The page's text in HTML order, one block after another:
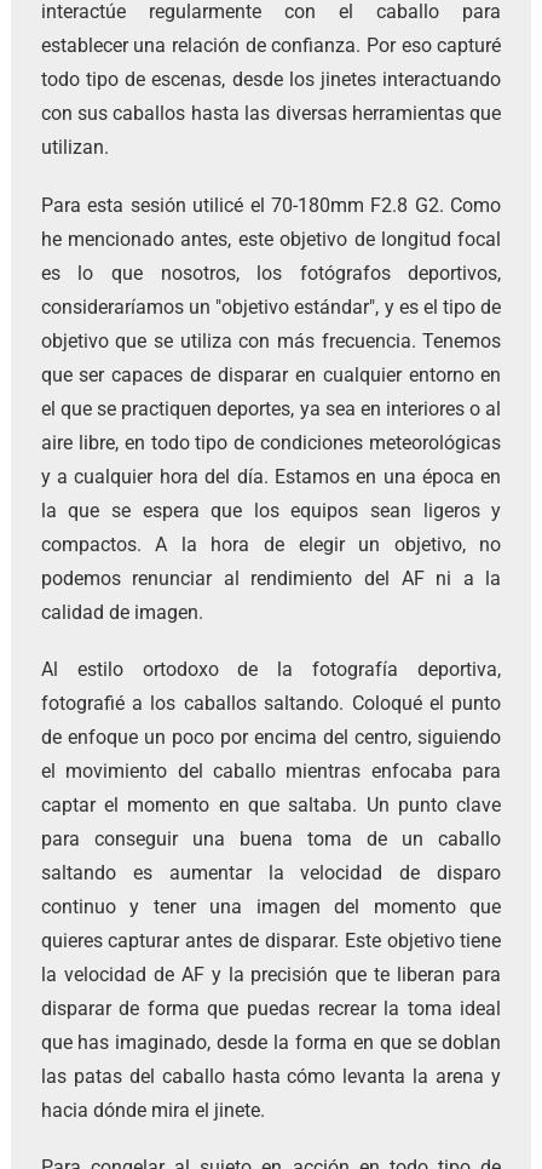
interactúe regularmente con el caballo para
establecer una relación de confianza. Por eso capturé
todo tipo de escenas, desde los jinetes interactuando
con sus caballos hasta las diversas herramientas que
utilizan.
Para esta sesión utilicé el 70-180mm F2.8 G2. Como
he mencionado antes, este objetivo de longitud focal
es lo que nosotros, los fotógrafos deportivos,
consideraríamos un "objetivo estándar", y es el tipo de
objetivo que se utiliza con más frecuencia. Tenemos
que ser capaces de disparar en cualquier entorno en
el que se practiquen deportes, ya sea en interiores o al
aire libre, en todo tipo de condiciones meteorológicas
y a cualquier hora del día. Estamos en una época en
la que se espera que los equipos sean ligeros y
compactos. A la hora de elegir un objetivo, no
podemos renunciar al rendimiento del AF ni a la
calidad de imagen.
Al estilo ortodoxo de la fotografía deportiva,
fotografié a los caballos saltando. Coloqué el punto
de enfoque un poco por encima del centro, siguiendo
el movimiento del caballo mientras enfocaba para
captar el momento en que saltaba. Un punto clave
para conseguir una buena toma de un caballo
saltando es aumentar la velocidad de disparo
continuo y tener una imagen del momento que
quieres capturar antes de disparar. Este objetivo tiene
la velocidad de AF y la precisión que te liberan para
disparar de forma que puedas recrear la toma ideal
que has imaginado, desde la forma en que se doblan
las patas del caballo hasta cómo levanta la arena y
hacia dónde mira el jinete.